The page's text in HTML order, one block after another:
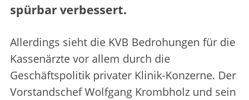
spürbar verbessert.
Allerdings sieht die KVB Bedrohungen für die
Kassenärzte vor allem durch die
Geschäftspolitik privater Klinik-Konzerne. Der
Vorstandschef Wolfgang Krombholz und sein